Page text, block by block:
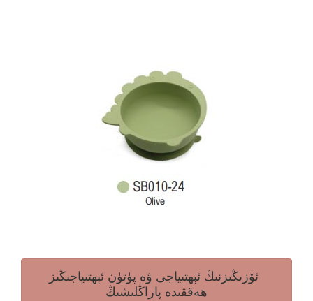
ئۆزىڭىزنىڭ ئېھتىياجى ۋە پۈتۈن ئېھتىياجىڭىز
ھەققىدە پاراڭلىشىڭ